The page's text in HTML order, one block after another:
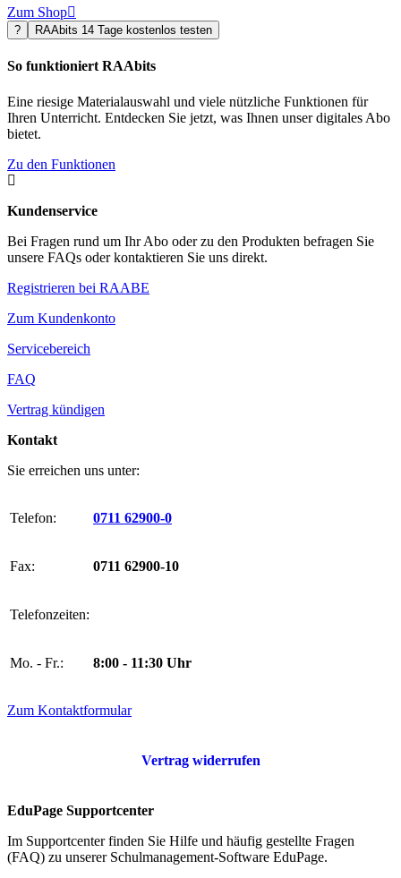
Zum Shop
? RAAbits 14 Tage kostenlos testen
So funktioniert RAAbits
Eine riesige Materialauswahl und viele nützliche Funktionen für
Ihren Unterricht. Entdecken Sie jetzt, was Ihnen unser digitales Abo
bietet.
Zu den Funktionen

Kundenservice
Bei Fragen rund um Ihr Abo oder zu den Produkten befragen Sie
unsere FAQs oder kontaktieren Sie uns direkt.
Registrieren bei RAABE
Zum Kundenkonto
Servicebereich
FAQ
Vertrag kündigen
Kontakt
Sie erreichen uns unter:
Telefon: 0711 62900-0
Fax: 0711 62900-10
Telefonzeiten:
Mo. - Fr.: 8:00 - 11:30 Uhr
Zum Kontaktformular
Vertrag widerrufen
EduPage Supportcenter
Im Supportcenter finden Sie Hilfe und häufig gestellte Fragen
(FAQ) zu unserer Schulmanagement-Software EduPage.